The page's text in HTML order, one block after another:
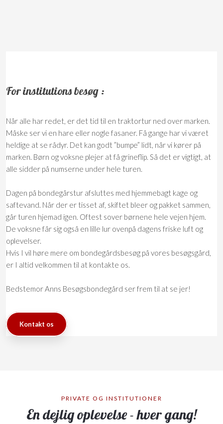
For institutions besøg :
Når alle har redet, er det tid til en traktortur ned over marken.
Måske ser vi en hare eller nogle fasaner. Få gange har vi været
heldige at se rådyr. Det kan godt ”bumpe” lidt, når vi kører på
marken. Børn og voksne plejer at få grineflip. Så det er vigtigt, at
alle sidder på numserne under hele turen.
Dagen på bondegårstur afsluttes med hjemmebagt kage og
saftevand. Når der er tisset af, skiftet bleer og pakket sammen,
går turen hjemad igen. Oftest sover børnene hele vejen hjem.
De voksne får sig også en lille lur ovenpå dagens friske luft og
oplevelser.
Hvis I vil høre mere om bondegårdsbesøg på vores besøgsgård,
er I altid velkommen til at kontakte os.
Bedstemor Anns Besøgsbondegård ser frem til at se jer!
Kontakt os
PRIVATE OG INSTITUTIONER
En dejlig oplevelse - hver gang!